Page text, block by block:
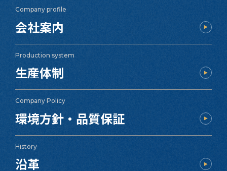
Company profile
会社案内
Production system
生産体制
Company Policy
環境方針・品質保証
History
沿革